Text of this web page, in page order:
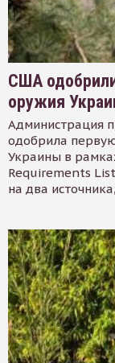
США
оружия
Администрация
одобрила
Украины в
Requirements
на два